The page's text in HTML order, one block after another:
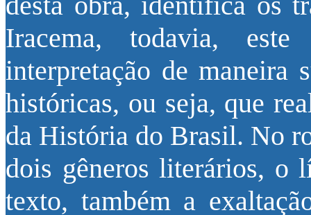
Iracema, todavia,
interpretação de maneira
históricas, ou seja, que
da História do Brasil. No
dois gêneros literários, o
texto, também a